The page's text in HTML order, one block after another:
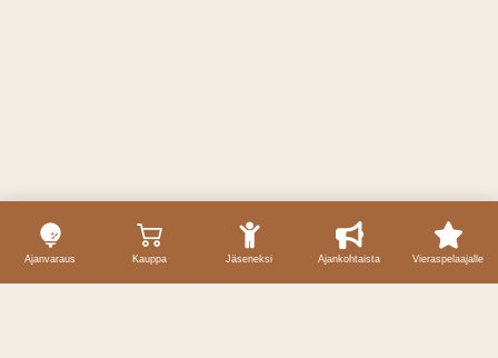
Ajanvaraus Kauppa Jäseneksi Ajankohtaista Vieraspelaajalle